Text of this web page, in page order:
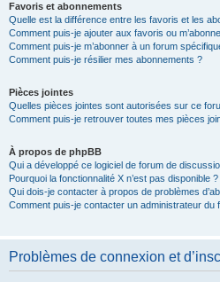
Favoris et abonnements
Quelle est la différence entre les favoris et les
Comment puis-je ajouter aux favoris ou
Comment puis-je m’abonner à un forum
Comment puis-je résilier mes abonnements ?
Pièces jointes
Quelles pièces jointes sont autorisées sur ce
Comment puis-je retrouver toutes mes pièces
À propos de phpBB
Qui a développé ce logiciel de forum de
Pourquoi la fonctionnalité X n’est pas disponible ?
Qui dois-je contacter à propos de problèmes
Comment puis-je contacter un administrateur du
Problèmes de connexion et